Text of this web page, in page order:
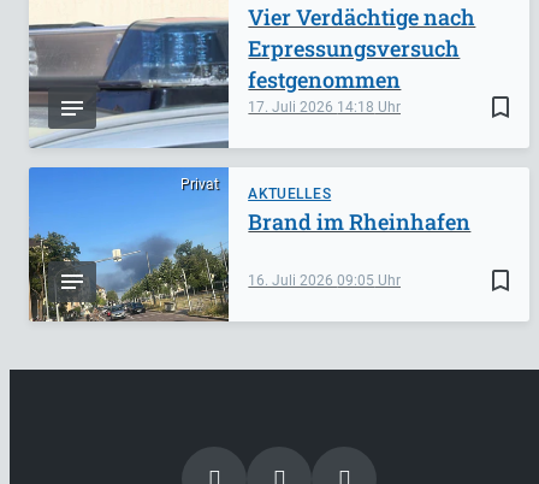
bookmark_border
17. Juli 2026 14:18
Vier Verdächtige nach
Erpressungsversuch
festgenommen
Privat
AKTUELLES
bookmark_border
16. Juli 202609:05
Brand im Rheinhafen